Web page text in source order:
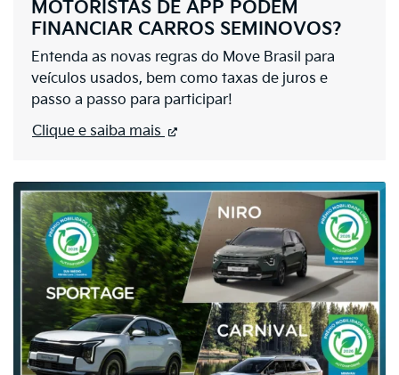
MOTORISTAS DE APP PODEM
FINANCIAR CARROS SEMINOVOS?
Entenda as novas regras do Move Brasil para
veículos usados, bem como taxas de juros e
passo a passo para participar!
Clique e saiba mais